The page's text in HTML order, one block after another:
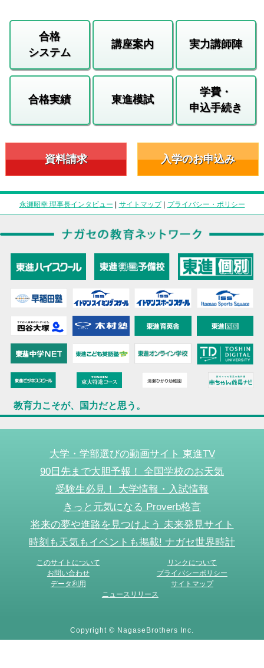
合格
システム
講座案内 実力講師陣
合格実績 東進模試
学費・
申込手続き
資料請求 入学のお申込み
永瀬昭幸 理事長インタビュー | サイトマップ| プライバシー・ポリシー
教育力こそが、国力だと思う。
大学・学部選びの動画サイト 東進TV
90日先まで大胆予報！ 全国学校のお天気
受験生必見！ 大学情報・入試情報
きっと元気になる Proverb格言
将来の夢や進路を見つけよう 未来発見サイト
時刻も天気もイベントも掲載! ナガセ世界時計
このサイトについて
リンクについて
お問い合わせ
プライバシーポリシー
データ利用
サイトマップ
ニュースリリース
Copyright © NagaseBrothers Inc.